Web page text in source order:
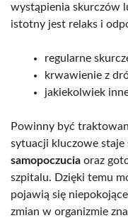
wystąpienia skurczów
istotny jest relaks i
regularne
krwawienie z
jakiekolwiek
Powinny być
sytuacji kluczowe staje
samopoczucia oraz
szpitalu. Dzięki temu
pojawią się
zmian w organizmie